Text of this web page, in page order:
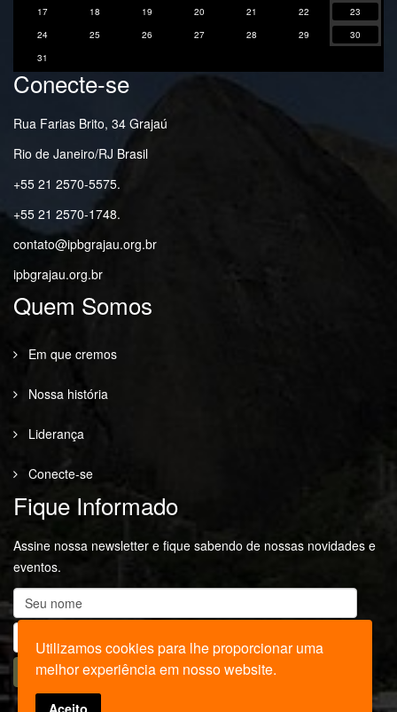
17
18 19 20 21 22
23
24
25 26 27 28 29
30
31
Conecte-se
Rua Farias Brito, 34 Grajaú
Rio de Janeiro/RJ Brasil
+55 21 2570-5575.
+55 21 2570-1748.
contato@ipbgrajau.org.br
ipbgrajau.org.br
Quem Somos
Em que cremos
Nossa história
Liderança
Conecte-se
Fique Informado
Assine nossa newsletter e fique sabendo de nossas novidades e
eventos.
Utilizamos cookies para lhe proporcionar uma
melhor experiência em nosso website.
Aceito